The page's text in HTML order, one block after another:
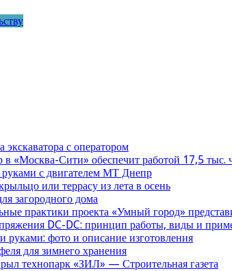
экскаватора с оператором
«Москва-Сити» обеспечит работой 17,5 тыс.
с двигателем МТ Днепр
или террасу из лета в осень
загородного дома
практики проекта «Умный город»
DC-DC: принцип работы, виды и
руками: фото и описание изготовления
для зимнего хранения
технопарк «ЗИЛ» — Строительная газета